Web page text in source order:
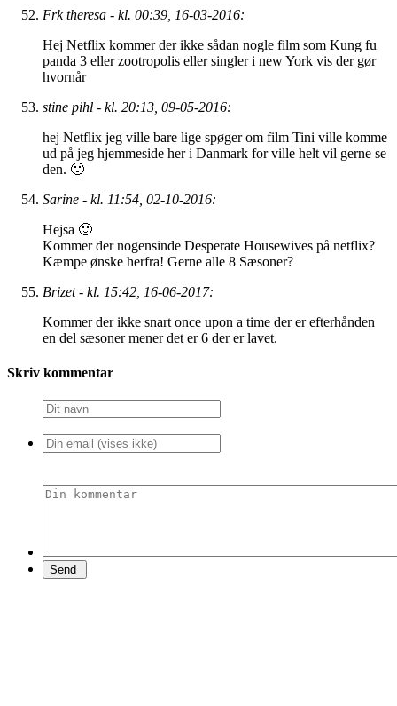
Frk theresa - kl. 00:39, 16-03-2016:
Hej Netflix kommer der ikke sådan nogle film som Kung fu
panda 3 eller zootropolis eller singler i new York vis der gør
hvornår
stine pihl - kl. 20:13, 09-05-2016:
hej Netflix jeg ville bare lige spøger om film Tini ville komme
ud på jeg hjemmeside her i Danmark for ville helt vil gerne se
den. 🙂
Sarine - kl. 11:54, 02-10-2016:
Hejsa 🙂
Kommer der nogensinde Desperate Housewives på netflix?
Kæmpe ønske herfra! Gerne alle 8 Sæsoner?
Brizet - kl. 15:42, 16-06-2017:
Kommer der ikke snart once upon a time der er efterhånden
en del sæsoner mener det er 6 der er lavet.
Skriv kommentar